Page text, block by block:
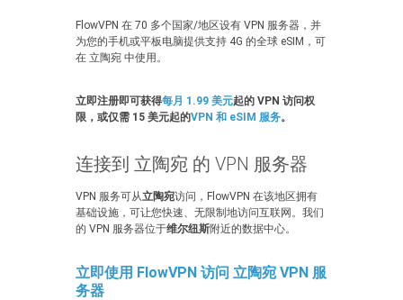
FlowVPN 在 70 多个国家/地区设有 VPN 服务器，并
为您的手机或平板电脑提供支持 4G 的全球 eSIM，可
在 立陶宛 中使用。
立即注册即可获得每月 1.99 美元起的 VPN 访问权
限，或仅需 15 美元起的VPN 和 eSIM 服务。
连接到 立陶宛 的 VPN 服务器
VPN 服务可从立陶宛访问，FlowVPN 在该地区拥有
基础设施，可让您快速、无限制地访问互联网。我们
的 VPN 服务器位于维尔纽斯附近的数据中心。
立即使用 FlowVPN 访问 立陶宛 VPN 服
务器